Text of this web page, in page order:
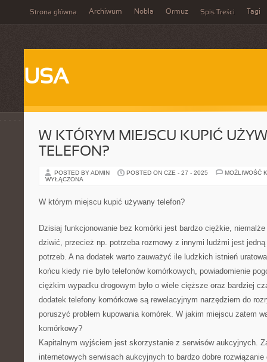
Strona główna Archiwum Nobla Ormuz Spis Treści Tagi
USA
W KTÓRYM MIEJSCU KUPIĆ
TELEFON?
POSTED BY ADMIN POSTED ON CZE - 27 - 2025
MOŻLIWOŚĆ
WYŁĄCZONA
W którym miejscu kupić używany telefon?
Dzisiaj funkcjonowanie bez komórki jest bardzo ciężkie,
dziwić, przecież np. potrzeba rozmowy z innymi ludźmi jest
potrzeb. A na dodatek warto zauważyć ile ludzkich istnień
końcu kiedy nie było telefonów komórkowych, powiadomienie
ciężkim wypadku drogowym było o wiele cięższe oraz bardziej
dodatek telefony komórkowe są rewelacyjnym narzędziem do
poruszyć problem kupowania komórek. W jakim miejscu zatem
komórkowy?
Kapitalnym wyjściem jest skorzystanie z serwisów aukcyjnych.
internetowych serwisach aukcyjnych to bardzo dobre